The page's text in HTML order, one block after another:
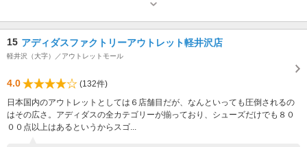
15 アディダスファクトリーアウトレット軽井沢店
軽井沢（大字）／アウトレットモール
4.0
(132件)
日本国内のアウトレットとしては６店舗目だが、なんといっても圧倒されるの
はその広さ。アディダスの全カテゴリーが揃っており、シューズだけでも８０
００点以上はあるというからスゴ...